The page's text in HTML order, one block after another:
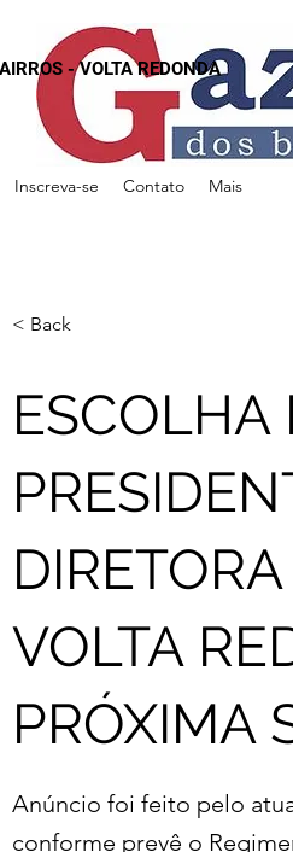
- VOLTA REDONDA
Inscreva-se Contato Mais
< Back
ESCOLHA
VOLTA
PRÓXIMA
Anúncio foi feito pelo
conforme prevê o